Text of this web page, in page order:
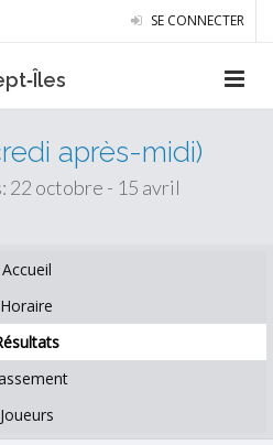
SE CONNECTER
après-midi)
22 octobre - 15 avril
Accueil
Horaire
Joueurs